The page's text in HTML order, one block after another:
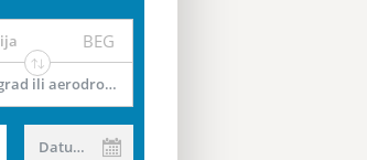
BEG
Destinacija (grad ili aerodrom)
Datum do